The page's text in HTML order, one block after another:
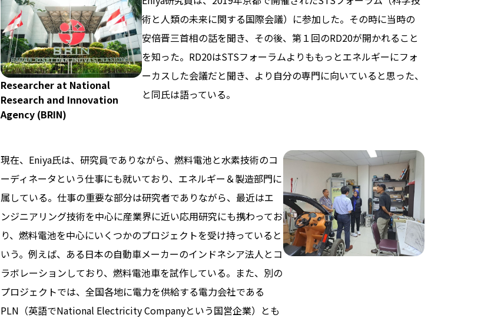
Researcher at National
Research and Innovation
Agency (BRIN)
術と人類の未来に関する国際会議）に参加した。その時に当時の
安倍晋三首相の話を聞き、その後、第１回のRD20が開かれること
を知った。RD20はSTSフォーラムよりももっとエネルギーにフォ
ーカスした会議だと聞き、より自分の専門に向いていると思った、
と同氏は語っている。
現在、Eniya氏は、研究員でありながら、燃料電池と水素技術のコ
ーディネータという仕事にも就いており、エネルギー＆製造部門に
属している。仕事の重要な部分は研究者でありながら、最近はエ
ンジニアリング技術を中心に産業界に近い応用研究にも携わってお
り、燃料電池を中心にいくつかのプロジェクトを受け持っていると
いう。例えば、ある日本の自動車メーカーのインドネシア法人とコ
ラボレーションしており、燃料電池車を試作している。また、別の
プロジェクトでは、全国各地に電力を供給する電力会社である
PLN（英語でNational Electricity Companyという国営企業）とも